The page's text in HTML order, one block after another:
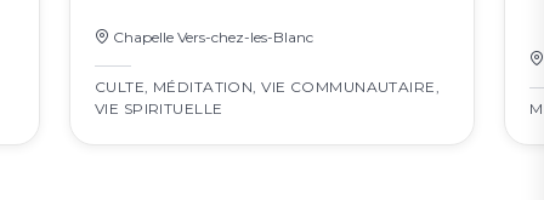
Chapelle Vers-chez-les-Blanc
CULTE MÉDITATION ,VIE COMMUNAUTAIRE
VIE SPIRITUELLE